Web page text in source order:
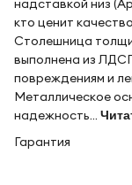
надставкой низ
кто ценит
Столешница
выполнена из
повреждениям и
Металлическое
надежность...
Гарантия